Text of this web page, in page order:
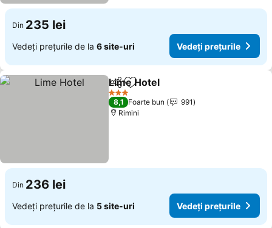
Din 235 lei
Vedeți prețurile de la 6 site-uri Vedeți prețurile
DistribuițiAdăugaţi la favorite
Lime Hotel
3 Stele
8,1 Foarte bun
991
Rimini
Din 236 lei
Vedeți prețurile de la 5 site-uri Vedeți prețurile